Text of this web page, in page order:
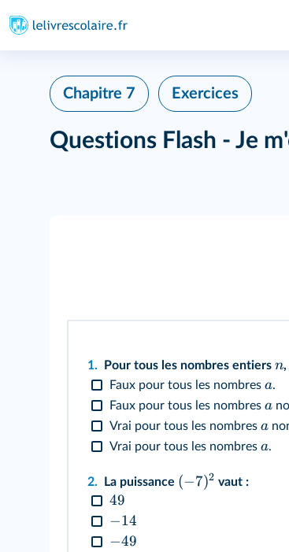
Chapitre 7 Exercices
Questions Flash - Je
1. Pour tous les nombres entiers n,
Faux pour tous les nombres a.
Faux pour tous les nombres a
Vrai pour tous les nombres a
Vrai pour tous les nombres a.
2. La puissance (−7)2 vaut :
49
−14
−49